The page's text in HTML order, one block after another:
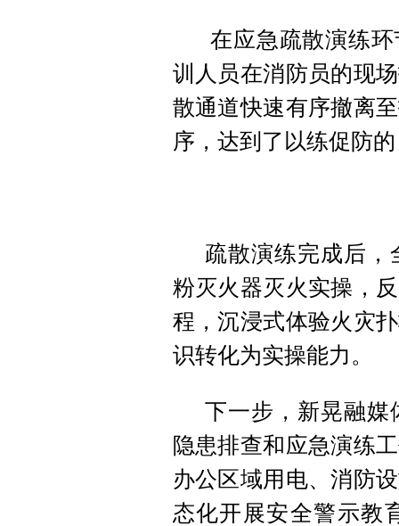
在应急疏散演练
训人员在消防员的现
散通道快速有序撤离
序，达到了以练促防
疏散演练完成后，
粉灭火器灭火实操 ，
程，沉浸式体验火灾
识转化为实操能力。
下一步，新晃融媒
隐患排查和应急演练
办公区域用电、消防
态化开展安全警示教